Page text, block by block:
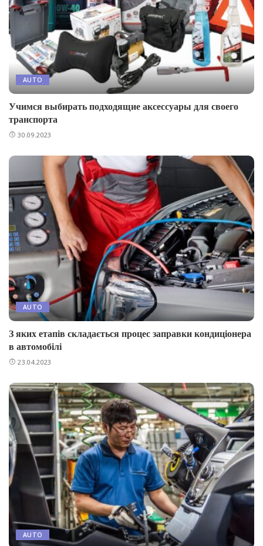
AUTO
Учимся выбирать подходящие аксессуары для своего
транспорта
30.09.2023
AUTO
З яких етапів складається процес заправки кондиціонера
в автомобілі
23.04.2023
AUTO